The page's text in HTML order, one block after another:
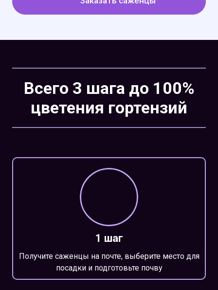
Всего 3 шага до 100%
цветения гортензий
1 шаг
Получите саженцы на почте, выберите место для
посадки и подготовьте почву